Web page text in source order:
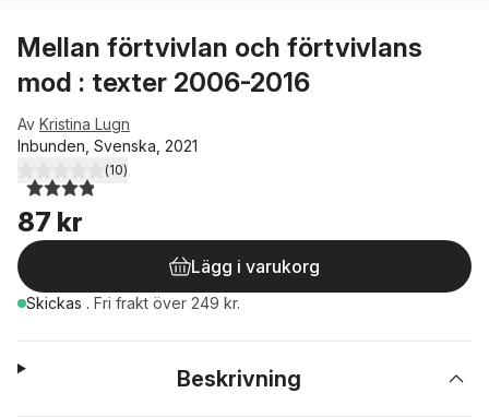
Mellan förtvivlan och förtvivlans
mod : texter 2006-2016
Av Kristina Lugn
Inbunden, Svenska, 2021
3,9utav 5 stjärnor. Totalt antal röster:
(10)
87 kr
Lägg i varukorg
Skickas . Fri frakt över 249 kr.
Beskrivning